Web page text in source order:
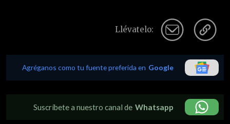
Llévatelo:
Agréganos como tu fuente preferida en Google
Suscríbete a nuestro canal de Whatsapp